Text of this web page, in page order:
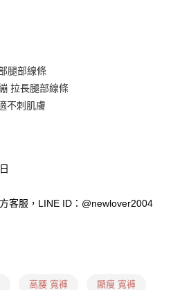
上)免運費
以上)免運費
腿部線條
拉長腿部線條
不刺肌膚
客服，LINE ID：@newlover2004
高腰 寬褲 顯瘦 寬褲